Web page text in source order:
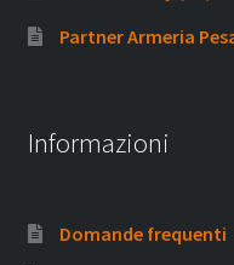
Partner Armeria
Informazioni
Domande frequenti